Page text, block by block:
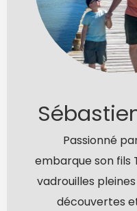
Passionné
embarque son fils
vadrouilles
découvertes